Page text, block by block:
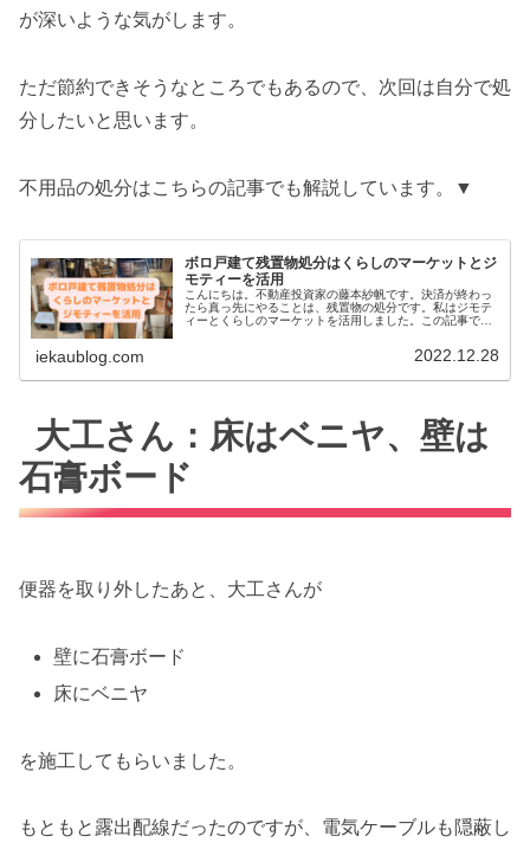
が深いような気がします。
ただ節約できそうなところでもあるので、次回は自分で処
分したいと思います。
不用品の処分はこちらの記事でも解説しています。▼
ボロ戸建て残置物処分はくらしのマーケットとジ
モティーを活用
こんにちは。不動産投資家の藤本紗帆です。決済が終わっ
たら真っ先にやることは、残置物の処分です。私はジモテ
ィーとくらしのマーケットを活用しました。この記事では
iekaublog.com 2022.12.28
大工さん：床はベニヤ、壁は
石膏ボード
便器を取り外したあと、大工さんが
壁に石膏ボード
床にベニヤ
を施工してもらいました。
もともと露出配線だったのですが、電気ケーブルも隠蔽し